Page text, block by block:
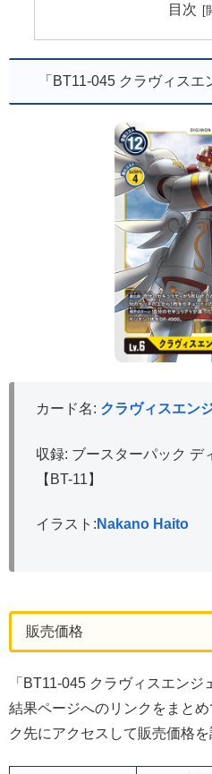
目次
「BT11-045 クラヴィス
カード名: クラヴィスエン
収録: ブースターパック デ
【BT-11】
イラスト: Nakano Haito
販売価格
「BT11-045 クラヴィスエン
結果ページへのリンクをまと
ク先にアクセスして販売価格を